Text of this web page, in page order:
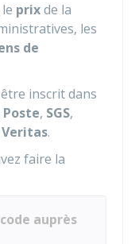
le prixde la
les
de
inscrit dans
Poste, SGS,
.
faire la
auprès